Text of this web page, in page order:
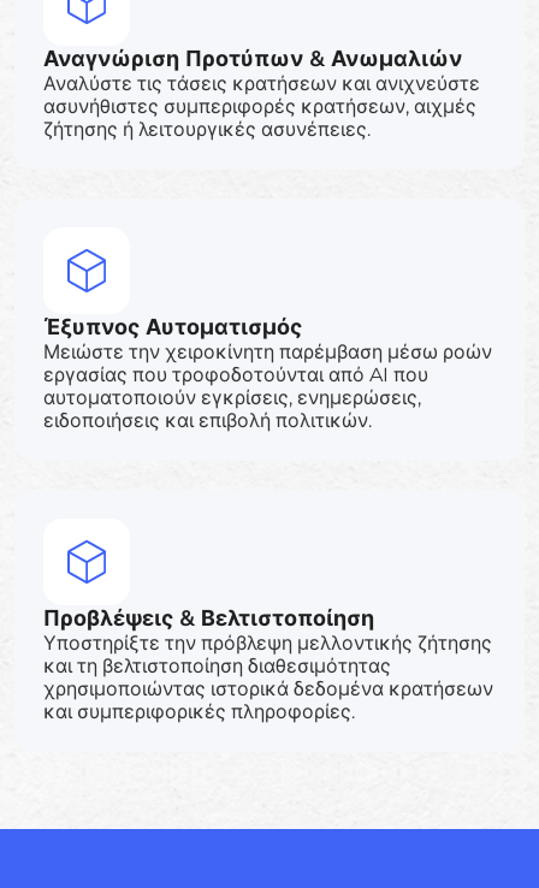
Αναγνώριση Προτύπων & Ανωμαλιών
Αναλύστε τις τάσεις κρατήσεων και ανιχνεύστε
ασυνήθιστες συμπεριφορές κρατήσεων, αιχμές
ζήτησης ή λειτουργικές ασυνέπειες.
Έξυπνος Αυτοματισμός
Μειώστε την χειροκίνητη παρέμβαση μέσω ροών
εργασίας που τροφοδοτούνται από AI που
αυτοματοποιούν εγκρίσεις, ενημερώσεις,
ειδοποιήσεις και επιβολή πολιτικών.
Προβλέψεις & Βελτιστοποίηση
Υποστηρίξτε την πρόβλεψη μελλοντικής ζήτησης
και τη βελτιστοποίηση διαθεσιμότητας
χρησιμοποιώντας ιστορικά δεδομένα κρατήσεων
και συμπεριφορικές πληροφορίες.